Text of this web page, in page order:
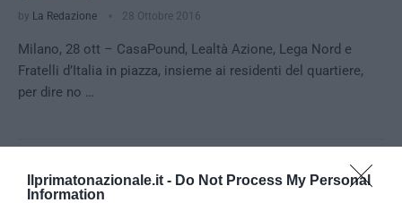
Ilprimatonazionale.it - Do Not Process My Personal
Information
by La Redazione 28 Ottobre 2016
Milano, 28 ott – CasaPound, Lealtà Azione, Lega Nord e
Fratelli d’Italia in piazza, insieme ai residenti del quartiere,
per dire no …